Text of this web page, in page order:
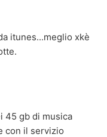
itunes...meglio xkè
45 gb di musica
con il servizio